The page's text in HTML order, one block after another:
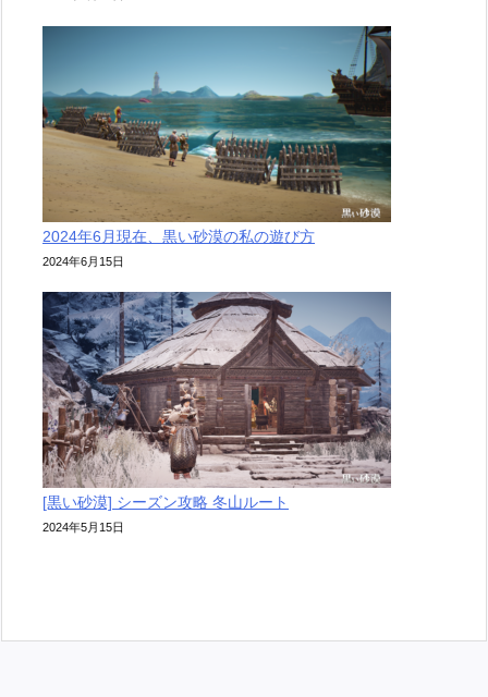
2024年6月現在、黒い砂漠の私の遊び方
2024年6月15日
[黒い砂漠] シーズン攻略 冬山ルート
2024年5月15日